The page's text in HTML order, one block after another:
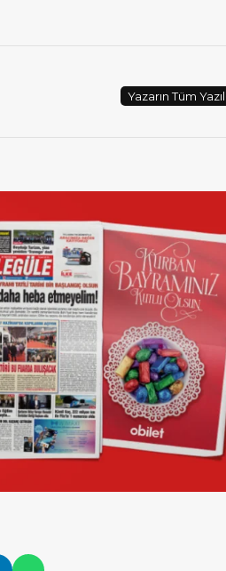
Yazarın Tüm